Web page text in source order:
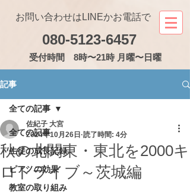
080-5123-6457
お問い合わせはLINEかお電話で
受付時間 8時〜21時 月曜〜日曜
記事
全ての記事
生徒の成長記録
ピアノの効果
教室の取り組み
全ての記事
秋の北関東・東北を2000キ
ロドライブ～茨城編
佐紀子 大宮
2024年10月26日 読了時間: 4分